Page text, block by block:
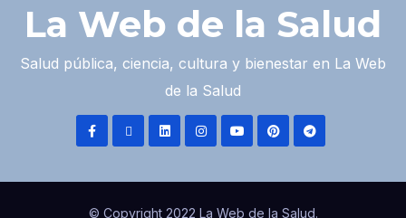
La Web de la Salud
Salud pública, ciencia, cultura y bienestar en La Web
de la Salud
© Copyright 2022 La Web de la Salud.